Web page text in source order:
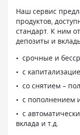
Наш сервис
продуктов,
стандарт. К ним
депозиты и
срочные и
с
со снятием –
с пополнением
с
вклада и т.д.